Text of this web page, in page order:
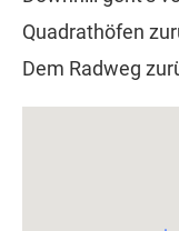
Quadrathöfen
Dem Radweg